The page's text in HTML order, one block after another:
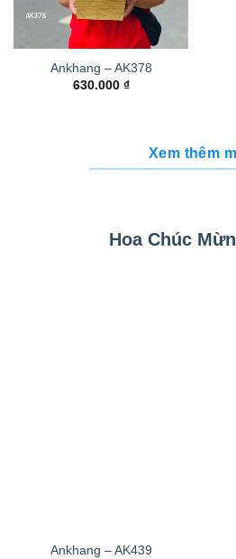
Ankhang – AK378
630.000 ₫
Xem thêm
Hoa Chúc
Ankhang – AK439